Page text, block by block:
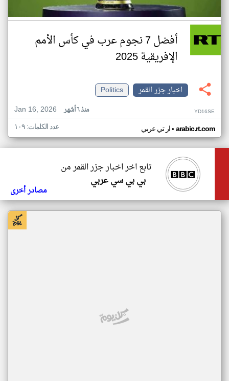
أفضل 7 نجوم عرب في كأس الأمم
الإفريقية 2025
اخبار جزر القمر
Politics
Jan 16, 2026
منذ ٦ أشهر YD16SE
ار تي عربي• arabic.rt.com عدد الكلمات: ١٠٩
تابع اخر اخبار جزر القمر من
بي بي سي عربي
مصادر أخرى